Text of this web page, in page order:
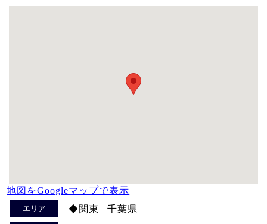
地図をGoogleマップで表示
エリア ◆関東 | 千葉県